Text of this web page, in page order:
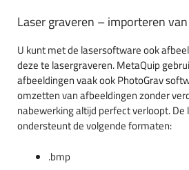
Laser graveren – importeren
U kunt met de lasersoftware ook
deze te lasergraveren. MetaQuip
afbeeldingen vaak ook PhotoGrav
omzetten van afbeeldingen zonder
nabewerking altijd perfect verloopt.
ondersteunt de volgende formaten:
.bmp